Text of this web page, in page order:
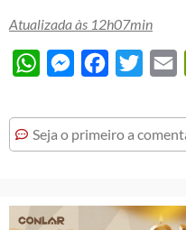
Atualizada às 12h07min
WhatsAppMessengerFacebook
Twitter
Seja o primeiro a